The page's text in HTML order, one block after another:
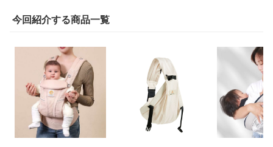
今回紹介する商品一覧